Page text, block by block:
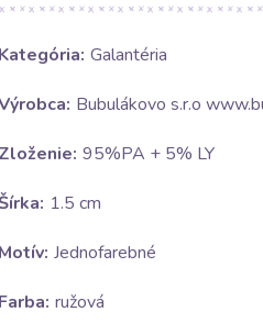
Kategória: Galantéria
Bubulákovo s.r.o
Zloženie: 95%PA + 5% LY
1.5 cm
Motív: Jednofarebné
Farba: ružová